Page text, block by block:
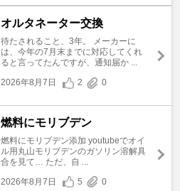
オルタネーター交換
待たされること、3年。 メーカーに
は、今年の7月末までに対応してくれ
ると言ってたんですが、通知届か ...
2026年8月7日
2 0
燃料にモリブデン
燃料にモリブデン添加 youtubeでオイ
ル用丸山モリブデンのガソリン溶解具
合を見て… ただ、自 ...
2026年8月7日
5 0